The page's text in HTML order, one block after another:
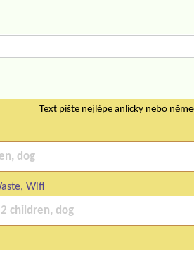
Text pište nejlépe anlicky nebo
Wifi